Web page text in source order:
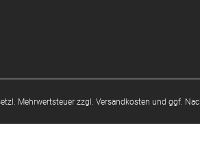
Mehrwertsteuer zzgl. Versandkosten und ggf.